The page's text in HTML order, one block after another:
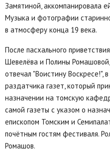
Замятиной, аккомпанировала
Музыка и фотографии
в атмосферу конца 19 века.
После пасхального
Шевелёва и Полины
отвечал "Воистину Воскресе!",
раздатчика газет, который
назначении на томскую
самой газеты с указом о
епископом Томским и
почётным гостям фестиваля.
Ромашов.